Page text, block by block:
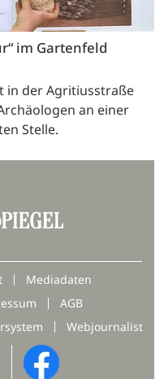
im Gartenfeld
in der Agritiusstraße
an einer
Stelle.
Mediadaten
AGB
Webjournalist